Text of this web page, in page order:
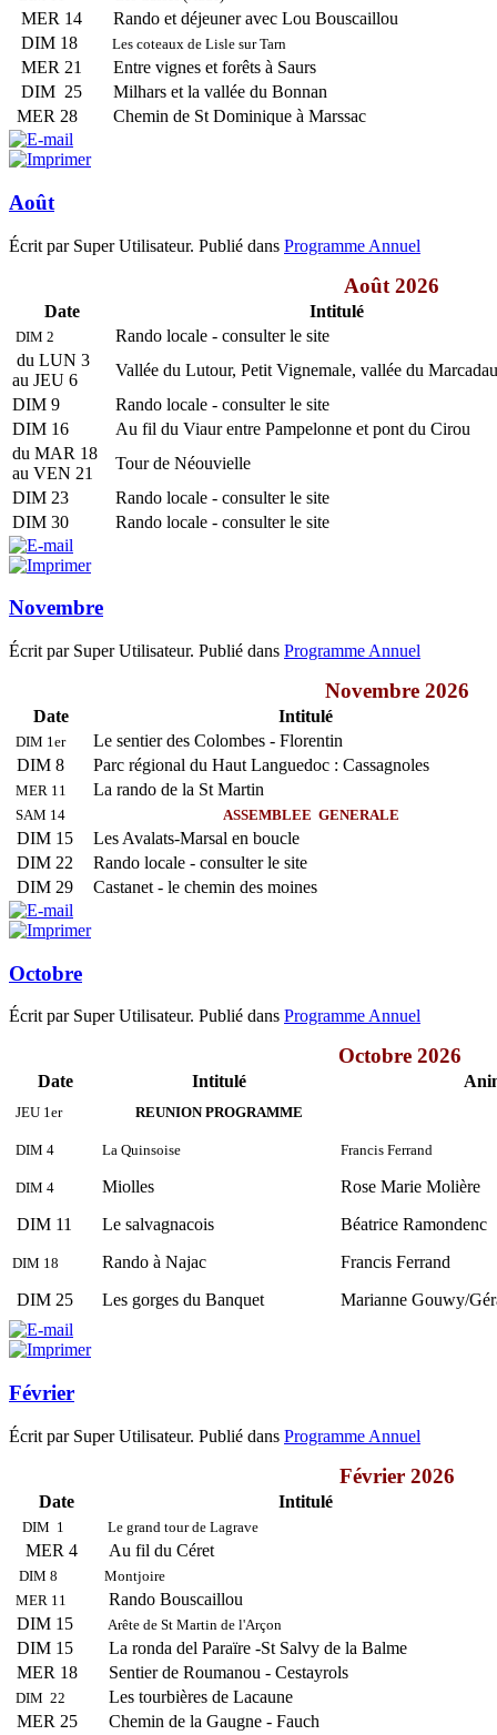
MER 14
Rando et déjeuner avec Lou Bouscaillou
DIM 18
Les coteaux de Lisle sur Tarn
MER 21
Entre vignes et forêts à Saurs
DIM 25
Milhars et la vallée du Bonnan
MER 28
Chemin de St Dominique à Marssac
Août
Écrit par Super Utilisateur. Publié dans Programme Annuel
Août 2026
Date Intitulé
DIM 2
Rando locale - consulter le site
du LUN 3
au JEU 6
Vallée du Lutour, Petit Vignemale, vallée du Marcadau
DIM 9
Rando locale - consulter le site
DIM 16
Au fil du Viaur entre Pampelonne et pont du Cirou
du MAR 18
au VEN 21
Tour de Néouvielle
DIM 23
Rando locale - consulter le site
DIM 30
Rando locale - consulter le site
Novembre
Écrit par Super Utilisateur. Publié dans Programme Annuel
Novembre 2026
Date Intitulé
DIM 1er
Le sentier des Colombes - Florentin
DIM 8
Parc régional du Haut Languedoc : Cassagnoles
MER 11 La rando de la St Martin
SAM 14 ASSEMBLEE GENERALE
DIM 15
Les Avalats-Marsal en boucle
DIM 22
Rando locale - consulter le site
DIM 29
Castanet - le chemin des moines
Octobre
Écrit par Super Utilisateur. Publié dans Programme Annuel
Octobre 2026
Date Intitulé
JEU 1er REUNION PROGRAMME
DIM 4 La Quinsoise Francis Ferrand
DIM 4 Miolles
Rose Marie Molière
DIM 11
Le salvagnacois Béatrice Ramondenc
DIM 18 Rando à Najac
Francis Ferrand
DIM 25
Les gorges du Banquet Marianne Gouwy/
Février
Écrit par Super Utilisateur. Publié dans Programme Annuel
Février 2026
Date Intitulé
DIM 1 Le grand tour de Lagrave
MER 4 Au fil du Céret
DIM 8
Montjoire
MER 11
Rando Bouscaillou
DIM 15
Arête de St Martin de l'Arçon
DIM 15
La ronda del Paraïre -St Salvy de la Balme
MER 18
Sentier de Roumanou - Cestayrols
DIM 22
Les tourbières de Lacaune
MER 25
Chemin de la Gaugne - Fauch